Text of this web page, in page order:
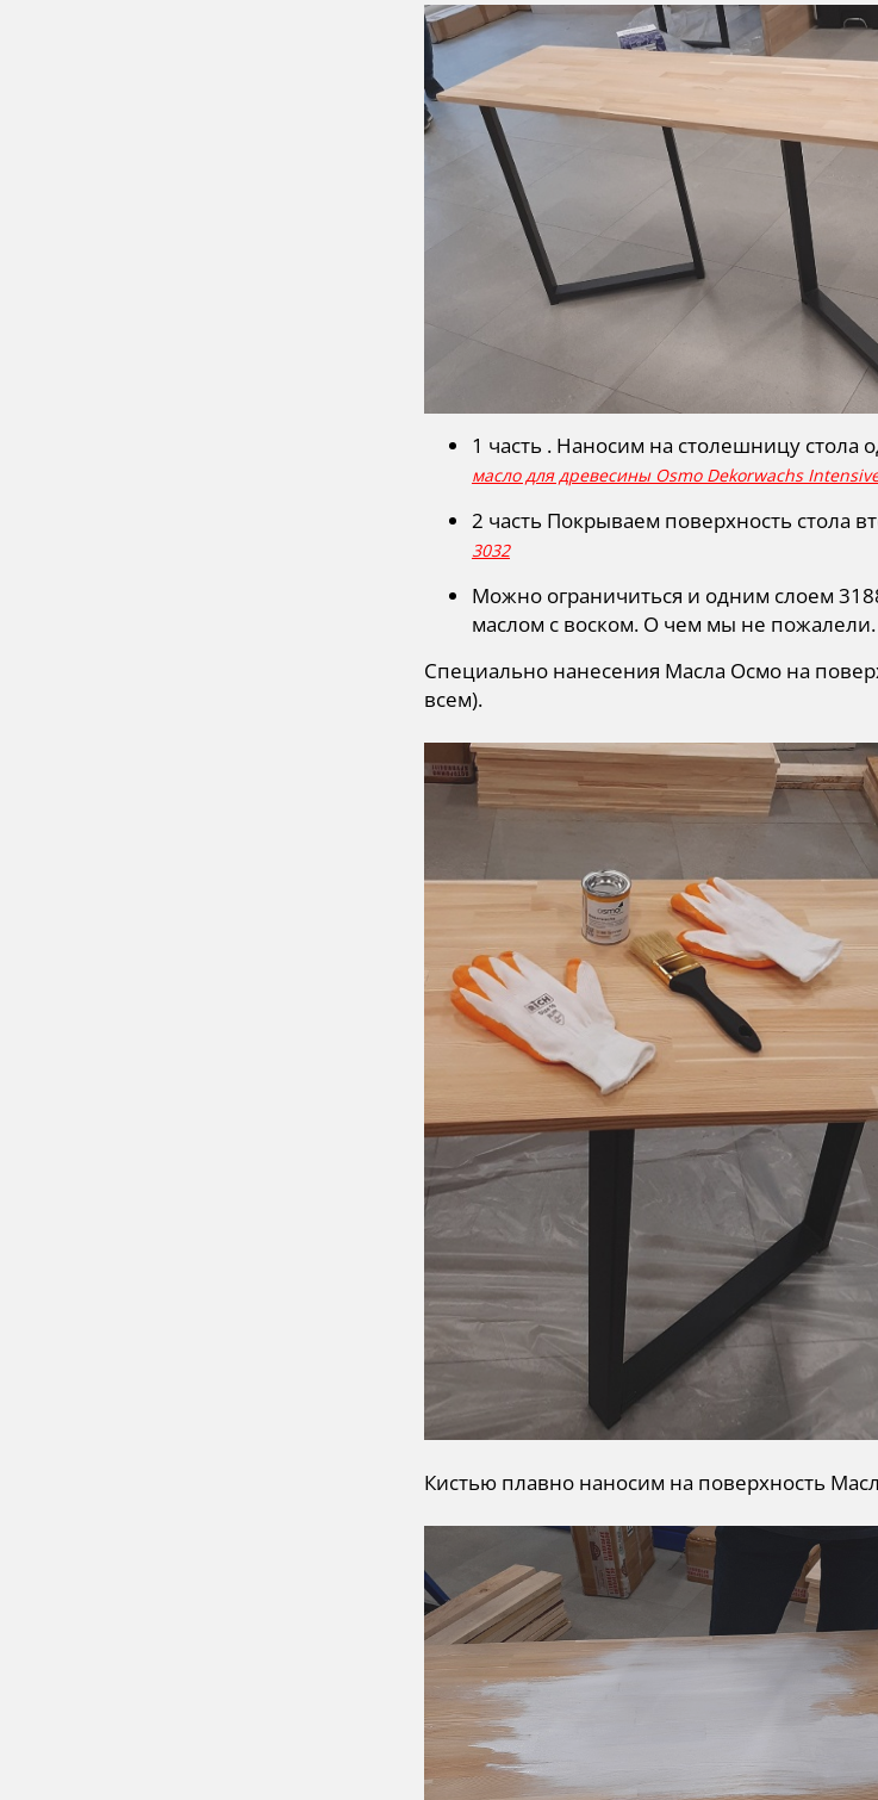
1 часть . Наносим на столешницу стола
масло для древесины Osmo Dekorwachs
2 часть Покрываем поверхность стола
3032
Можно ограничиться и одним слоем
маслом с воском. О чем мы не пожалели.
Специально нанесения Масла Осмо на
всем).
Кистью плавно наносим на поверхность